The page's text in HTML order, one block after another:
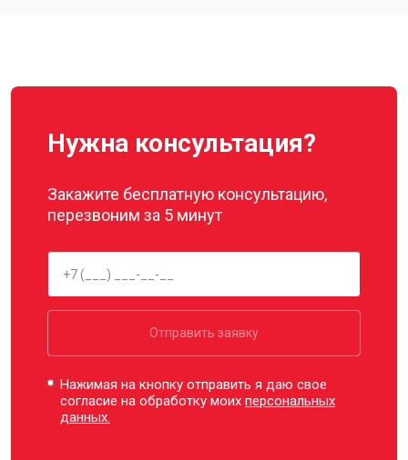
Нужна консультация?
Закажите бесплатную консультацию,
перезвоним за 5 минут
Отправить заявку
Нажимая на кнопку отправить я даю свое
согласие на обработку моихперсональных
данных.